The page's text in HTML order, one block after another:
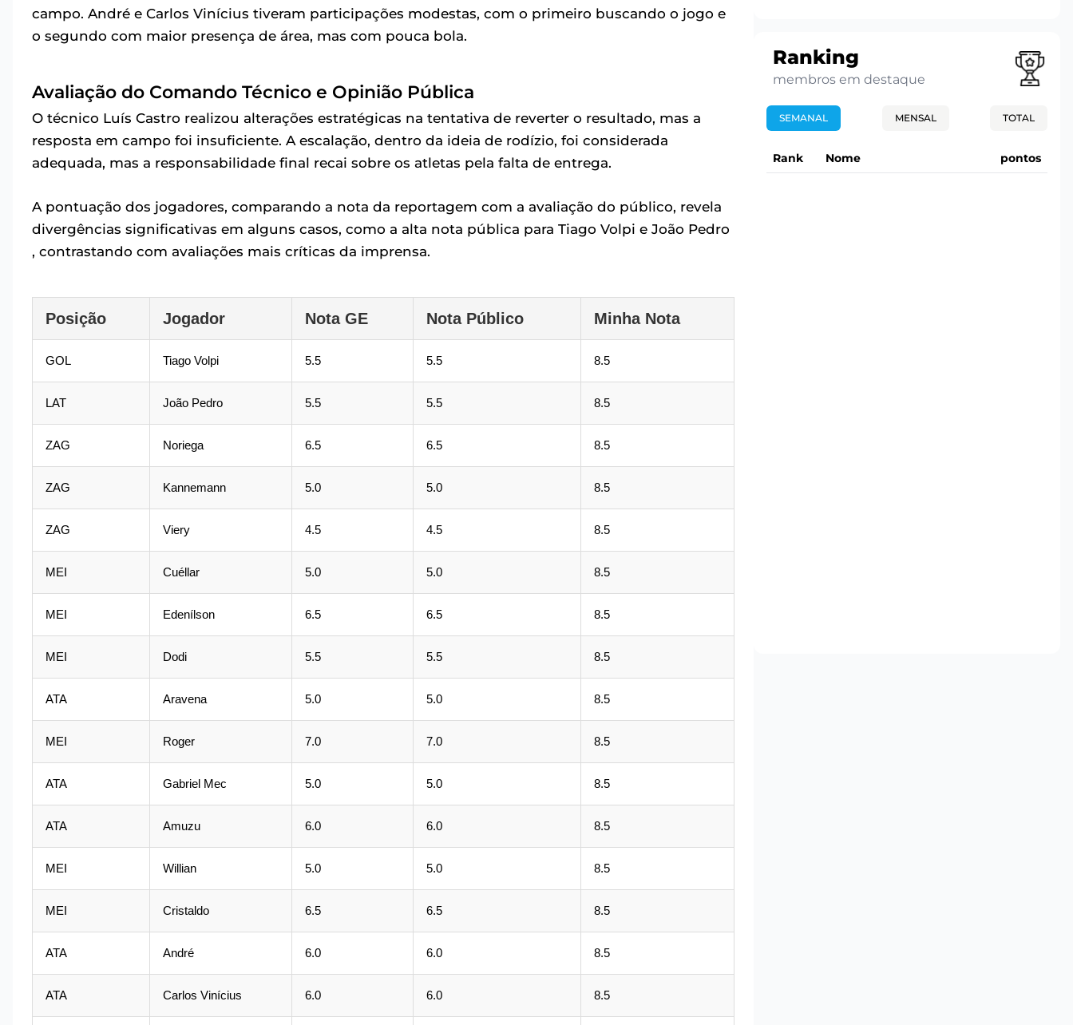
campo. André e Carlos Vinícius tiveram participações modestas, com o primeiro buscando o jogo e
o segundo com maior presença de área, mas com pouca bola.
Avaliação do Comando Técnico e Opinião Pública
O técnico Luís Castro realizou alterações estratégicas na tentativa de reverter o resultado, mas a
resposta em campo foi insuficiente. A escalação, dentro da ideia de rodízio, foi considerada
adequada, mas a responsabilidade final recai sobre os atletas pela falta de entrega.
A pontuação dos jogadores, comparando a nota da reportagem com a avaliação do público, revela
divergências significativas em alguns casos, como a alta nota pública para Tiago Volpi e João Pedro
, contrastando com avaliações mais críticas da imprensa.
Posição Jogador Nota GE Nota Público Minha Nota
GOL Tiago Volpi 5.5 5.5 8.5
LAT João Pedro 5.5 5.5 8.5
ZAG Noriega 6.5 6.5 8.5
ZAG Kannemann 5.0 5.0 8.5
ZAG Viery 4.5 4.5 8.5
MEI Cuéllar 5.0 5.0 8.5
MEI Edenílson 6.5 6.5 8.5
MEI Dodi 5.5 5.5 8.5
ATA Aravena 5.0 5.0 8.5
MEI Roger 7.0 7.0 8.5
ATA Gabriel Mec 5.0 5.0 8.5
ATA Amuzu 6.0 6.0 8.5
MEI Willian 5.0 5.0 8.5
MEI Cristaldo 6.5 6.5 8.5
ATA André 6.0 6.0 8.5
ATA Carlos Vinícius 6.0 6.0 8.5
Ranking
membros em destaque
SEMANAL MENSAL TOTAL
Rank Nome pontos